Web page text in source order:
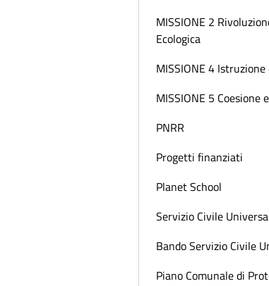
MISSIONE 2
Ecologica
MISSIONE 4 Istruzione
MISSIONE 5 Coesione
PNRR
Progetti finanziati
Planet School
Servizio Civile
Bando Servizio Civile
Piano Comunale di